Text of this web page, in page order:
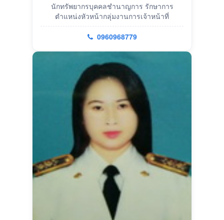
นักทรัพยากรบุคคลชำนาญการ รักษาการ
ตำแหน่งหัวหน้ากลุ่มงานการเจ้าหน้าที่
0960968779